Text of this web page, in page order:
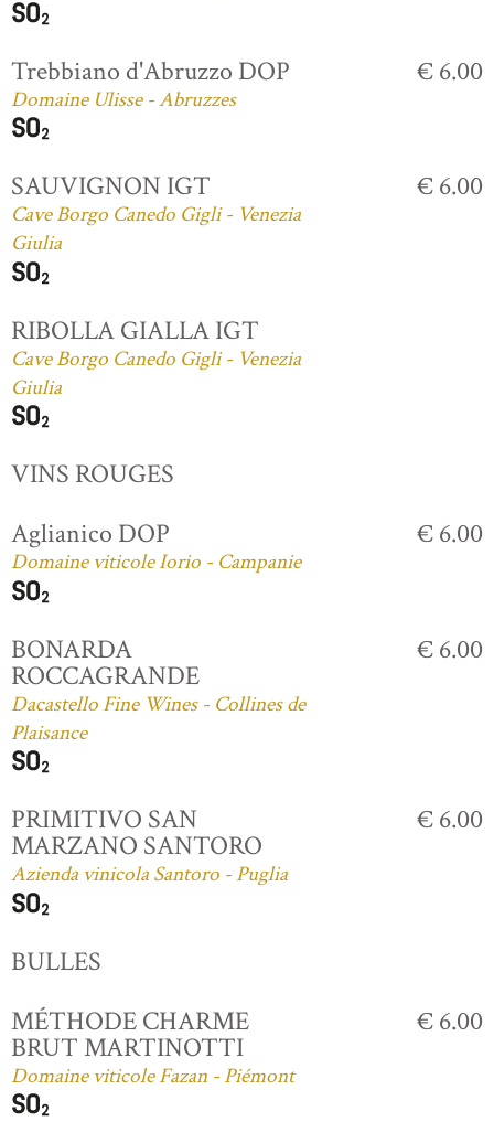
Trebbiano d'Abruzzo DOP
Domaine Ulisse - Abruzzes
€ 6.00
SAUVIGNON IGT
Cave Borgo Canedo Gigli - Venezia
Giulia
€ 6.00
RIBOLLA GIALLA IGT
Cave Borgo Canedo Gigli - Venezia
Giulia
VINS ROUGES
Aglianico DOP
Domaine viticole Iorio - Campanie
€ 6.00
BONARDA
ROCCAGRANDE
Dacastello Fine Wines - Collines de
Plaisance
€ 6.00
PRIMITIVO SAN
MARZANO SANTORO
Azienda vinicola Santoro - Puglia
€ 6.00
BULLES
MÉTHODE CHARME
BRUT MARTINOTTI
Domaine viticole Fazan - Piémont
€ 6.00